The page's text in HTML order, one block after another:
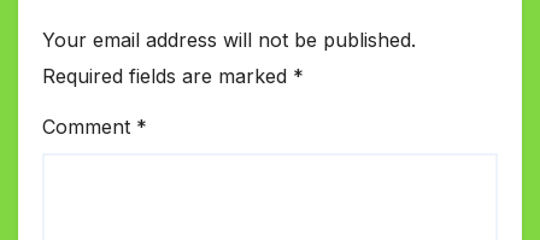
Your email address will not be published.
Required fields are marked *
Comment *